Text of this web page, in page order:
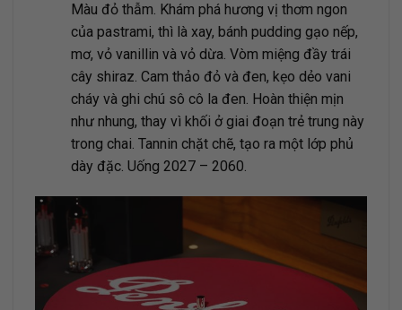
Màu đỏ thẫm. Khám phá hương vị thơm ngon
của pastrami, thì là xay, bánh pudding gạo nếp,
mơ, vỏ vanillin và vỏ dừa. Vòm miệng đầy trái
cây shiraz. Cam thảo đỏ và đen, kẹo dẻo vani
cháy và ghi chú sô cô la đen. Hoàn thiện mịn
như nhung, thay vì khối ở giai đoạn trẻ trung này
trong chai. Tannin chặt chẽ, tạo ra một lớp phủ
dày đặc. Uống 2027 – 2060.